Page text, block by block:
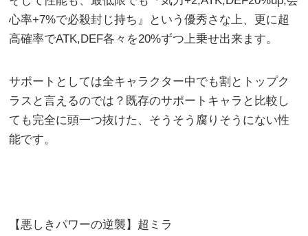
心率+7%で必殺封じ持ち』という優秀さな上、更に超
高確率でATK,DEF各々を20%ずつ上乗せ出来ます。
サポートとしては全キャラクター中でも割とトップク
ラスと言えるのでは？既存のサポートキャラと比較し
ても完全に頭一つ抜けた、そうそう腐りそうにない性
能です。
【悪しきパワーの逆襲】超ミラ